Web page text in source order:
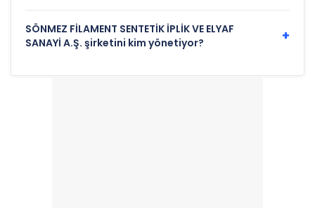
SÖNMEZ FİLAMENT SENTETİK İPLİK VE ELYAF
SANAYİ A.Ş. şirketini kim yönetiyor?
+